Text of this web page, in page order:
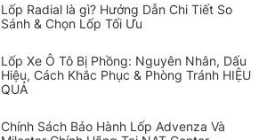
Lốp Radial là gì? Hướng Dẫn Chi Tiết So
Sánh & Chọn Lốp Tối Ưu
Lốp Xe Ô Tô Bị Phồng: Nguyên Nhân, Dấu
Hiệu, Cách Khắc Phục & Phòng Tránh HIỆU
QUẢ
Chính Sách Bảo Hành Lốp Advenza Và